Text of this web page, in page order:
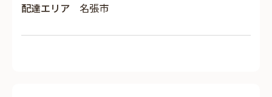
配達エリア
名張市